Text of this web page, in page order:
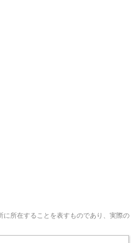
所在することを表すものであり、実際の